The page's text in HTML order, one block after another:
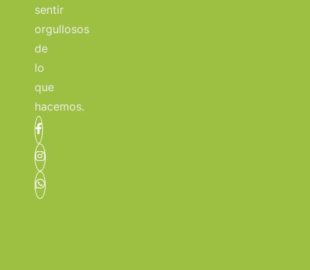
sentir
orgullosos
de
lo
que
hacemos.